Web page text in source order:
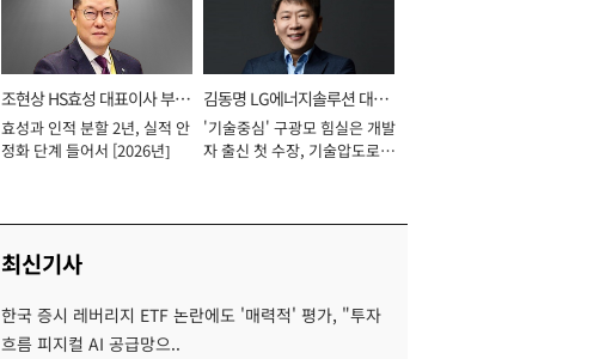
조현상 HS효성 대표이사 부회
장
효성과 인적 분할 2년, 실적 안
정화 단계 들어서 [2026년]
김동명 LG에너지솔루션 대표
이사 사장
'기술중심' 구광모 힘실은 개발
자 출신 첫 수장, 기술압도로
최신기사
한국 증시 레버리지 ETF 논란에도 '매력적' 평가, "투자
흐름 피지컬 AI 공급망으..